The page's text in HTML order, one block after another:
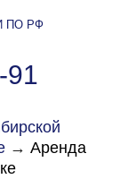
ПО РФ
91
→ Аренда